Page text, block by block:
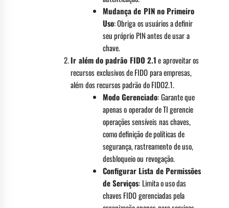
Mudança de PIN no Primeiro
Uso: Obriga os usuários a definir
seu próprio PIN antes de usar a
chave.
Ir além do padrão FIDO 2.1e aproveitar os
recursos exclusivos de FIDO para empresas,
além dos recursos padrão do FIDO2.1.
Modo Gerenciado: Garante que
apenas o operador de TI gerencie
operações sensíveis nas chaves,
como definição de políticas de
segurança, rastreamento de uso,
desbloqueio ou revogação.
Configurar Lista de Permissões
de Serviços: Limita o uso das
chaves FIDO gerenciadas pela